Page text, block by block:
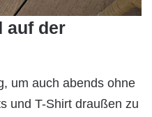
auf der
um auch abends ohne
und T-Shirt draußen zu